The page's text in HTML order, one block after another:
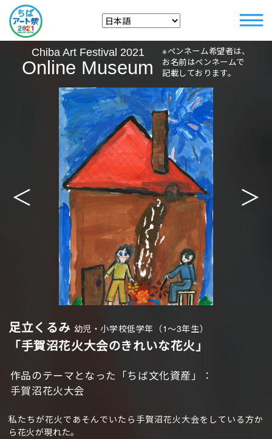
Chiba Art Festival 2021
Online Museum
※ペンネーム希望者は、
お名前はペンネームで
記載しております。
＜ ＞
足立くるみ 幼児・小学校低学年（1〜3年生）
「手賀沼花火大会のきれいな花火」
作品のテーマとなった「ちば文化資産」：
手賀沼花火大会
私たちが花火であそんでいたら手賀沼花火大会をしている方か
ら花火が現れた。